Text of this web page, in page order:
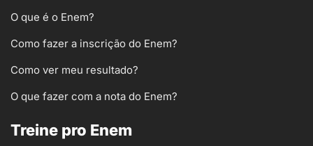
O que é o Enem?
Como fazer a inscrição do Enem?
Como ver meu resultado?
O que fazer com a nota do Enem?
Treine pro Enem